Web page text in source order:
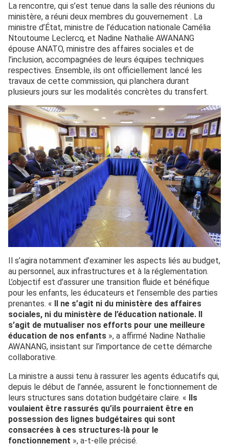
La rencontre, qui s’est tenue dans la salle des réunions du
ministère, a réuni deux membres du gouvernement . La
ministre d’État, ministre de l’éducation nationale Camélia
Ntoutoume Leclercq, et Nadine Nathalie AWANANG
épouse ANATO, ministre des affaires sociales et de
l’inclusion, accompagnées de leurs équipes techniques
respectives. Ensemble, ils ont officiellement lancé les
travaux de cette commission, qui planchera durant
plusieurs jours sur les modalités concrètes du transfert.
Il s’agira notamment d’examiner les aspects liés au budget,
au personnel, aux infrastructures et à la réglementation.
L’objectif est d’assurer une transition fluide et bénéfique
pour les enfants, les éducateurs et l’ensemble des parties
prenantes. « Il ne s’agit ni du ministère des affaires
sociales, ni du ministère de l’éducation nationale. Il
s’agit de mutualiser nos efforts pour une meilleure
éducation de nos enfants », a affirmé Nadine Nathalie
AWANANG, insistant sur l’importance de cette démarche
collaborative.
La ministre a aussi tenu à rassurer les agents éducatifs qui,
depuis le début de l’année, assurent le fonctionnement de
leurs structures sans dotation budgétaire claire. « Ils
voulaient être rassurés qu’ils pourraient être en
possession des lignes budgétaires qui sont
consacrées à ces structures-là pour le
fonctionnement », a-t-elle précisé.